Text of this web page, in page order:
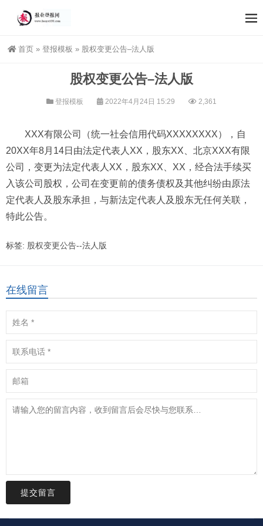
首页 » 登报模板 » 股权变更公告–法人版
股权变更公告–法人版
登报模板 2022年4月24日 15:29 2,361
XXX有限公司（统一社会信用代码XXXXXXXX），自
20XX年8月14日由法定代表人XX，股东XX、北京XXX有限
公司，变更为法定代表人XX，股东XX、XX，经合法手续买
入该公司股权，公司在变更前的债务债权及其他纠纷由原法
定代表人及股东承担，与新法定代表人及股东无任何关联，
特此公告。
标签: 股权变更公告--法人版
在线留言
提交留言